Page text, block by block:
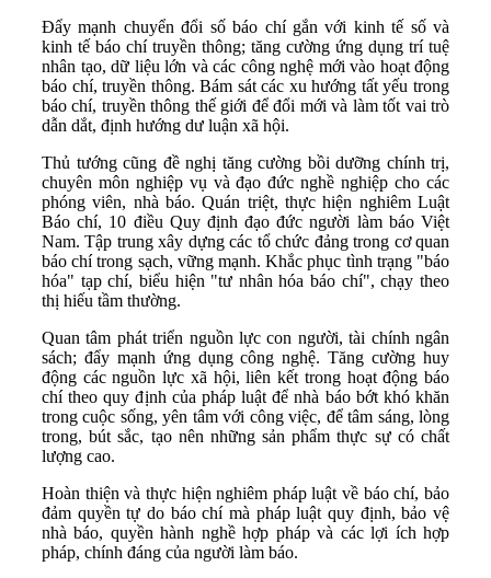
Đẩy mạnh chuyển đổi số báo chí gắn với kinh tế số và
kinh tế báo chí truyền thông; tăng cường ứng dụng trí tuệ
nhân tạo, dữ liệu lớn và các công nghệ mới vào hoạt động
báo chí, truyền thông. Bám sát các xu hướng tất yếu trong
báo chí, truyền thông thế giới để đổi mới và làm tốt vai trò
dẫn dắt, định hướng dư luận xã hội.
Thủ tướng cũng đề nghị tăng cường bồi dưỡng chính trị,
chuyên môn nghiệp vụ và đạo đức nghề nghiệp cho các
phóng viên, nhà báo. Quán triệt, thực hiện nghiêm Luật
Báo chí, 10 điều Quy định đạo đức người làm báo Việt
Nam. Tập trung xây dựng các tổ chức đảng trong cơ quan
báo chí trong sạch, vững mạnh. Khắc phục tình trạng "báo
hóa" tạp chí, biểu hiện "tư nhân hóa báo chí", chạy theo
thị hiếu tầm thường.
Quan tâm phát triển nguồn lực con người, tài chính ngân
sách; đẩy mạnh ứng dụng công nghệ. Tăng cường huy
động các nguồn lực xã hội, liên kết trong hoạt động báo
chí theo quy định của pháp luật để nhà báo bớt khó khăn
trong cuộc sống, yên tâm với công việc, để tâm sáng, lòng
trong, bút sắc, tạo nên những sản phẩm thực sự có chất
lượng cao.
Hoàn thiện và thực hiện nghiêm pháp luật về báo chí, bảo
đảm quyền tự do báo chí mà pháp luật quy định, bảo vệ
nhà báo, quyền hành nghề hợp pháp và các lợi ích hợp
pháp, chính đáng của người làm báo.